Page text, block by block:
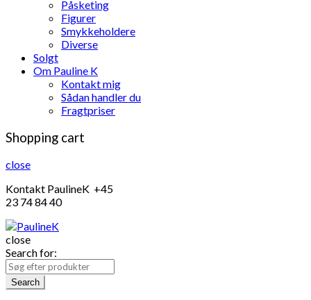
Påsketing
Figurer
Smykkeholdere
Diverse
Solgt
Om Pauline K
Kontakt mig
Sådan handler du
Fragtpriser
Shopping cart
close
Kontakt PaulineK +45
23 74 84 40
close
Search for:
Search